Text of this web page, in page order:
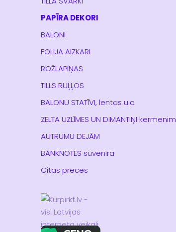
PAPĪRA DEKORI
BALONI
FOLIJA AIZKARI
ROŽLAPIŅAS
TILLS RUĻĻOS
BALONU STATĪVI, lentas u.c.
ZELTA UZLĪMES UN DIMANTIŅI kermenim
AUTRUMU DEJĀM
BANKNOTES suvenīra
Citas preces